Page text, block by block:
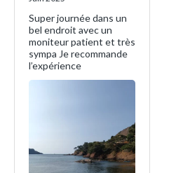
Super journée dans un
bel endroit avec un
moniteur patient et très
sympa Je recommande
l’expérience